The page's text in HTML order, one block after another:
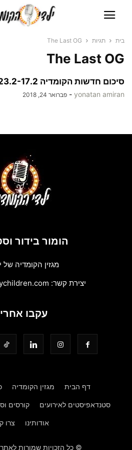
בית תגיות The Last OG
The Last OG
סיכום חדשות הקומדיה 23.2-17.2
yonatan amiran
- פברואר 24, 2018
הומור בידור
מגזין הקומדיה של
יצירת קשר:
עקבו
דף הבית מגזין הקומדיה
סטנדאפיסטים לאירועים קורסים
אודותינו צרו
© כל הזכויות שמורות לאתר